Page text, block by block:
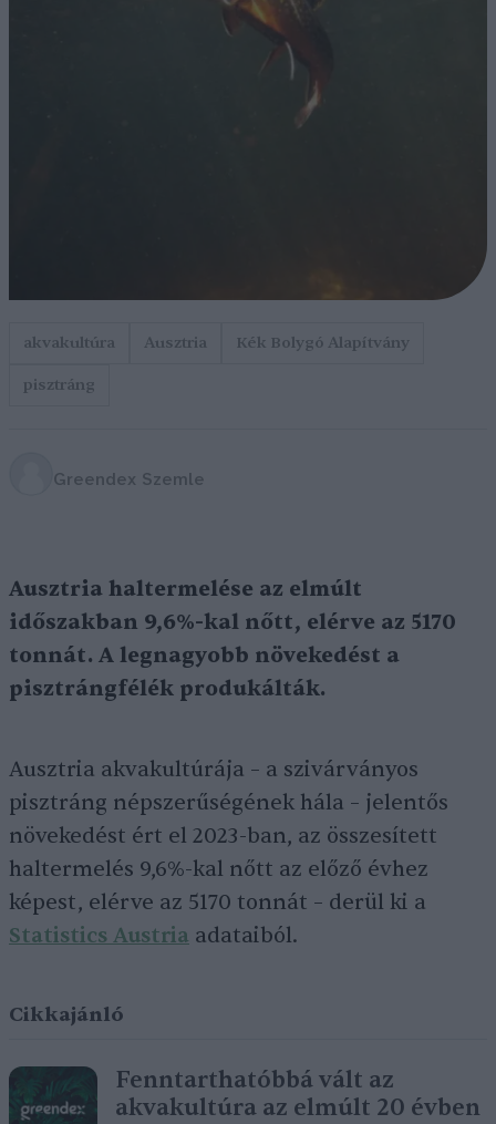
akvakultúra Ausztria
Kék Bolygó Alapítvány
pisztráng
Greendex Szemle
Ausztria haltermelése az elmúlt
időszakban 9,6%-kal nőtt, elérve az 5170
tonnát. A legnagyobb növekedést a
pisztrángfélék produkálták.
Ausztria akvakultúrája – a szivárványos
pisztráng népszerűségének hála – jelentős
növekedést ért el 2023-ban, az összesített
haltermelés 9,6%-kal nőtt az előző évhez
képest, elérve az 5170 tonnát – derül ki a
Statistics Austria adataiból.
Cikkajánló
Fenntarthatóbbá vált az
akvakultúra az elmúlt 20 évben